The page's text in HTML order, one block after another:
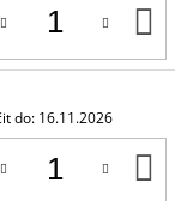
do: 16.11.2026